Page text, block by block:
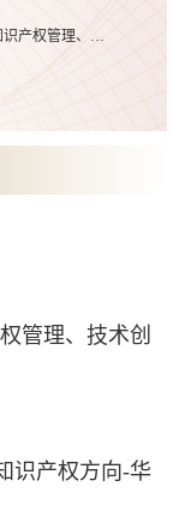
研究方向：知识产权法、知识产权管理、技术创新与知识产权
管理、技术创
识产权方向-华